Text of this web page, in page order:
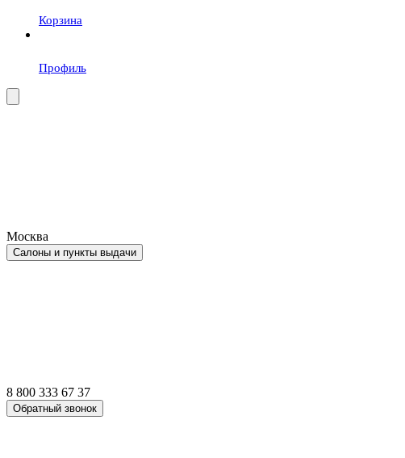
Корзина
Профиль
Москва
Салоны и пункты выдачи
8 800 333 67 37
Обратный звонок